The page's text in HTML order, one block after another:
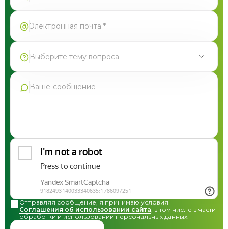
Выберите тему вопроса
Продукция Фармгрупп
Отправляя сообщение, я принимаю условия
Соглашения об использовании сайта , в том числе в части
обработки и использовании персональных данных.